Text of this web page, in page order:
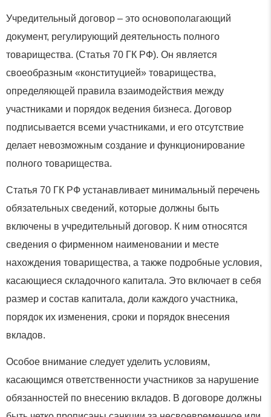
Учредительный договор – это основополагающий
документ, регулирующий деятельность полного
товарищества. (Статья 70 ГК РФ). Он является
своеобразным «конституцией» товарищества,
определяющей правила взаимодействия между
участниками и порядок ведения бизнеса. Договор
подписывается всеми участниками, и его отсутствие
делает невозможным создание и функционирование
полного товарищества.
Статья 70 ГК РФ устанавливает минимальный перечень
обязательных сведений, которые должны быть
включены в учредительный договор. К ним относятся
сведения о фирменном наименовании и месте
нахождения товарищества, а также подробные условия,
касающиеся складочного капитала. Это включает в себя
размер и состав капитала, доли каждого участника,
порядок их изменения, сроки и порядок внесения
вкладов.
Особое внимание следует уделить условиям,
касающимся ответственности участников за нарушение
обязанностей по внесению вкладов. В договоре должны